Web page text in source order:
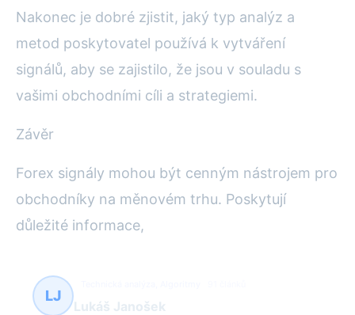
Nakonec je dobré zjistit, jaký typ analýz a
metod poskytovatel používá k vytváření
signálů, aby se zajistilo, že jsou v souladu s
vašimi obchodními cíli a strategiemi.
Závěr
Forex signály mohou být cenným nástrojem pro
obchodníky na měnovém trhu. Poskytují
důležité informace,
LJ
Lukáš Janošek